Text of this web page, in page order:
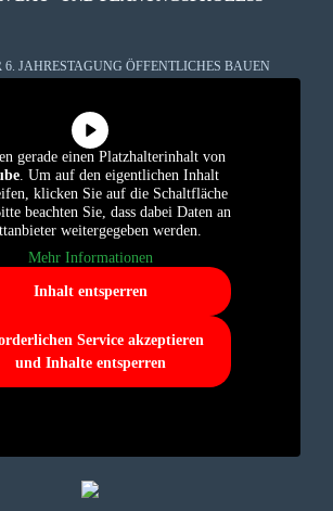
6. JAHRESTAGUNG ÖFFENTLICHES BAUEN
gerade einen Platzhalterinhalt von
. Um auf den eigentlichen Inhalt
klicken Sie auf die Schaltfläche
beachten Sie, dass dabei Daten an
weitergegeben werden.
Mehr Informationen
Inhalt entsperren
Service akzeptieren
und Inhalte entsperren